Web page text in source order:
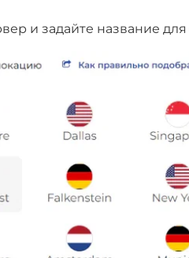
и задайте название